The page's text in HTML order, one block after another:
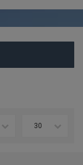
30